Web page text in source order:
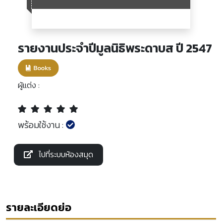
รายงานประจำปีมูลนิธิพระดาบส ปี 2547
ผู้แต่ง :
พร้อมใช้งาน :
ไปที่ระบบห้องสมุด
รายละเอียดย่อ